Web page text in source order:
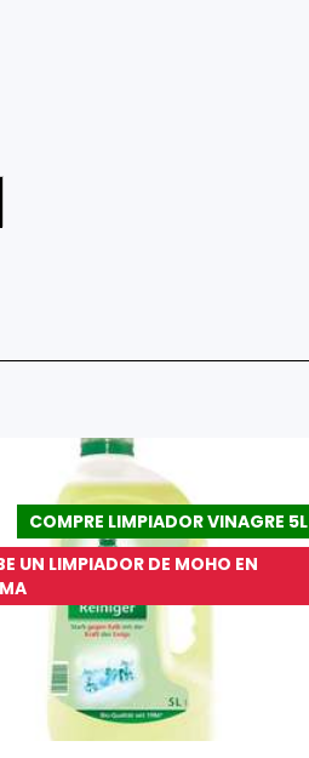
COMPRE LIMPIADOR VINAGRE 5L
UN LIMPIADOR DE MOHO EN